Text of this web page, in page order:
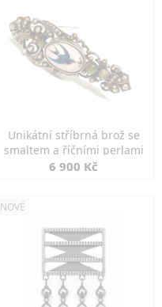
Unikátní stříbrná brož se
smaltem a říčními perlami
6 900 Kč
NOVÉ